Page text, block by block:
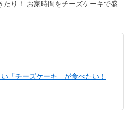
たり！ お家時間をチーズケーキで盛
「チーズケーキ」が食べたい！